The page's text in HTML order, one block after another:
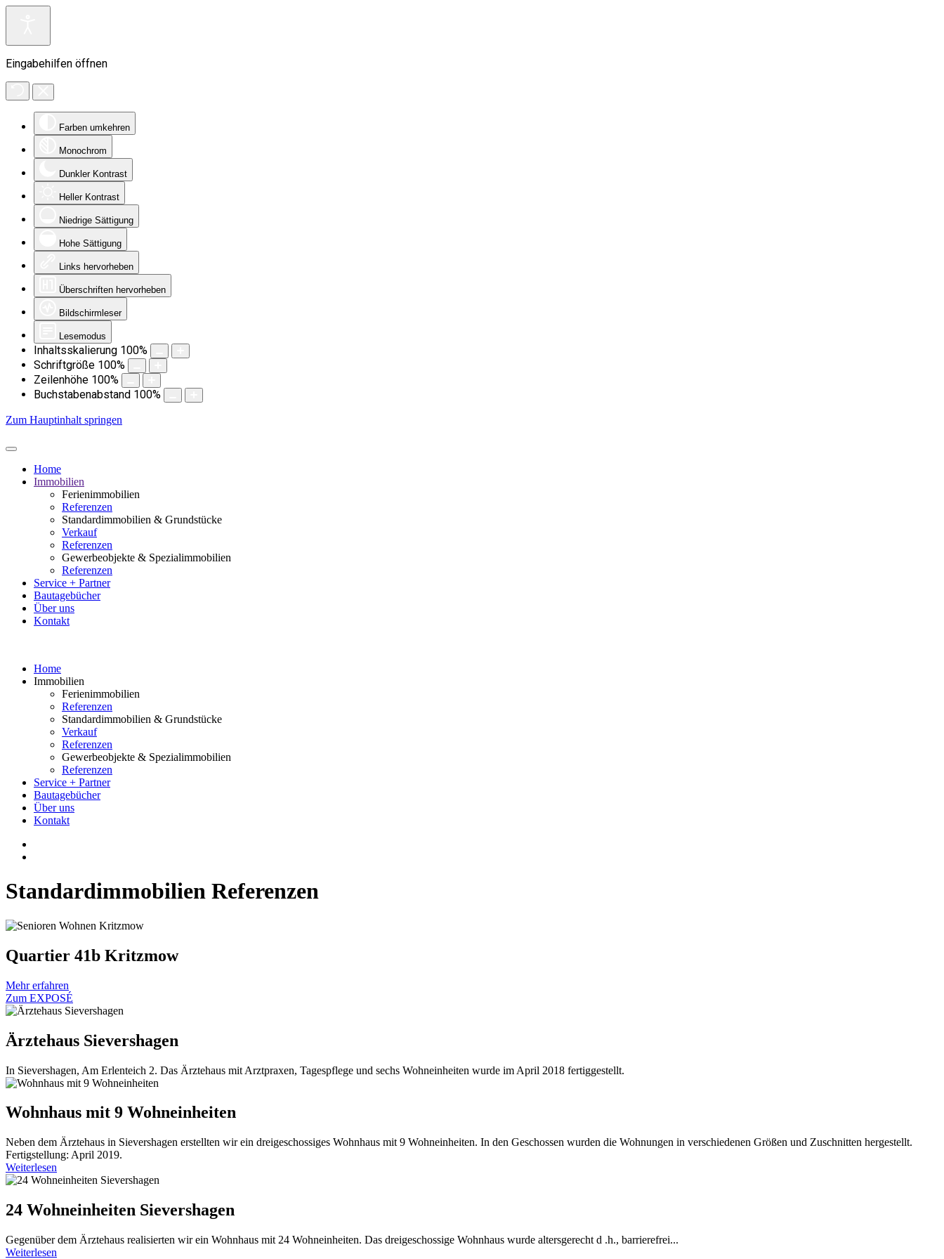
Eingabehilfen öffnen
Farben umkehren
Monochrom
Dunkler Kontrast
Heller Kontrast
Niedrige Sättigung
Hohe Sättigung
Links hervorheben
Überschriften hervorheben
Bildschirmleser
Lesemodus
Inhaltsskalierung 100%
Schriftgröße 100%
Zeilenhöhe 100%
Buchstabenabstand 100%
Zum Hauptinhalt springen
Home
Immobilien
Ferienimmobilien
Referenzen
Standardimmobilien & Grundstücke
Verkauf
Referenzen
Gewerbeobjekte & Spezialimmobilien
Referenzen
Service + Partner
Bautagebücher
Über uns
Kontakt
Home
Immobilien
Ferienimmobilien
Referenzen
Standardimmobilien & Grundstücke
Verkauf
Referenzen
Gewerbeobjekte & Spezialimmobilien
Referenzen
Service + Partner
Bautagebücher
Über uns
Kontakt
Standardimmobilien Referenzen
Quartier 41b Kritzmow
Mehr erfahren
Zum EXPOSÉ
Ärztehaus Sievershagen
In Sievershagen, Am Erlenteich 2. Das Ärztehaus mit Arztpraxen, Tagespflege und sechs Wohneinheiten wurde im April 2018 fertiggestellt.
Wohnhaus mit 9 Wohneinheiten
Neben dem Ärztehaus in Sievershagen erstellten wir ein dreigeschossiges Wohnhaus mit 9 Wohneinheiten. In den Geschossen wurden die Wohnungen in verschiedenen Größen und Zuschnitten hergestellt.
Fertigstellung: April 2019.
Weiterlesen
24 Wohn­einheiten Sievershagen
Gegenüber dem Ärztehaus realisierten wir ein Wohnhaus mit 24 Wohneinheiten. Das dreigeschossige Wohnhaus wurde altersgerecht d .h., barrierefrei...
Weiterlesen